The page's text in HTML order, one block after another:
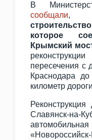
В
сообщали,
которое
Крымский
пересечения с
Краснодара
километр
Славянск-